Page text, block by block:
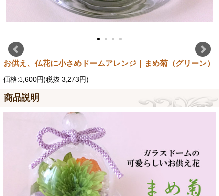
お供え、仏花に小さめドームアレンジ｜まめ菊（グリーン）
価格:3,600円(税抜 3,273円)
商品説明